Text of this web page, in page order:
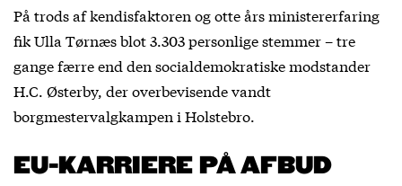
På trods af kendisfaktoren og otte års ministererfaring
fik Ulla Tørnæs blot 3.303 personlige stemmer – tre
gange færre end den socialdemokratiske modstander
H.C. Østerby, der overbevisende vandt
borgmestervalgkampen i Holstebro.
EU-KARRIERE PÅ AFBUD